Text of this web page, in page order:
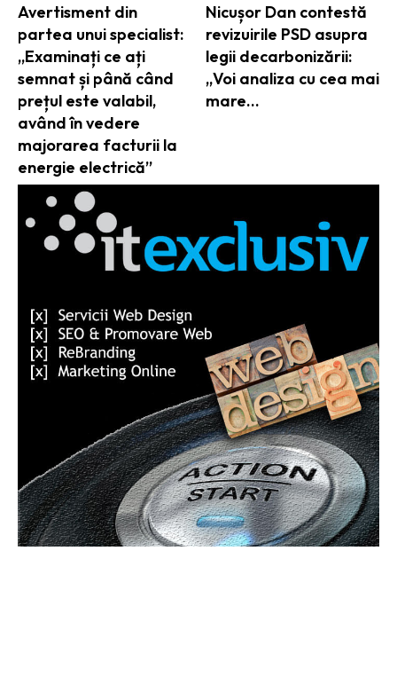
Avertisment din
partea unui specialist:
„Examinați ce ați
semnat și până când
prețul este valabil,
având în vedere
majorarea facturii la
energie electrică”
Nicușor Dan contestă
revizuirile PSD asupra
legii decarbonizării:
„Voi analiza cu cea mai
mare…